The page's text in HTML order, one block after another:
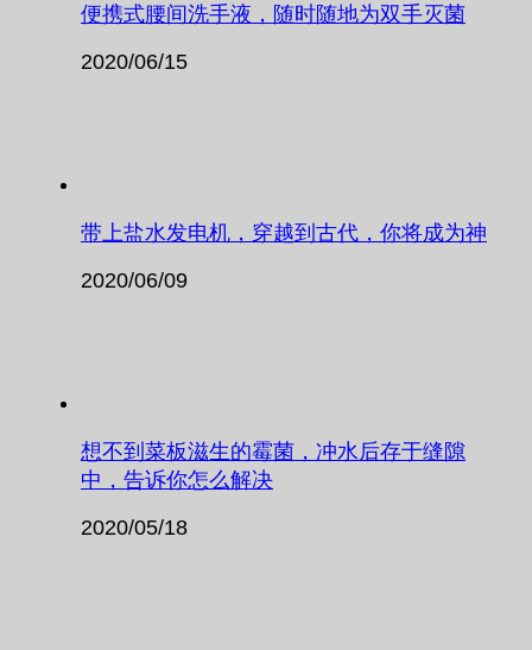
便携式腰间洗手液，随时随地为双手灭菌
2020/06/15
带上盐水发电机，穿越到古代，你将成为神
2020/06/09
想不到菜板滋生的霉菌，冲水后存于缝隙
中，告诉你怎么解决
2020/05/18